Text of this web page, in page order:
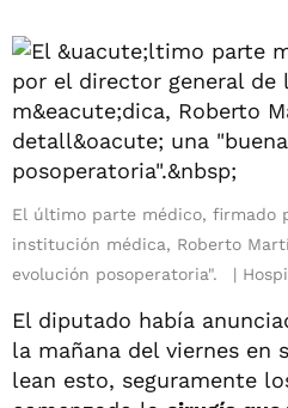
El último parte médico, firmado
institución médica, Roberto
evolución posoperatoria".
El diputado había
la mañana del viernes en
lean esto, seguramente